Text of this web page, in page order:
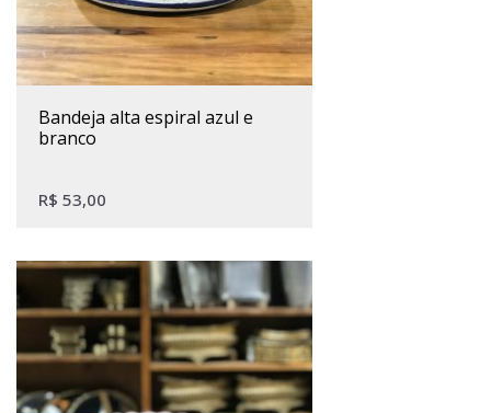
bandeja alta espiral azul e
branco
R$ 53,00